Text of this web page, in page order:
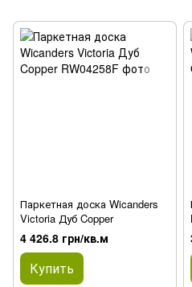
Паркетная доска Wicanders
Victoria Дуб Copper
4 426.8 грн/кв.м
Купить